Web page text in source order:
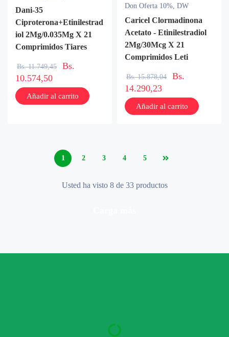
Dani-35
Ciproterona+Etinilestrad
iol 2Mg/0.035Mg X 21
Comprimidos Tiares
Bs.11.749,45
Bs.
10.574,50
Añadir al carrito
Don Oferta 10%, DW
Caricel Clormadinona
Acetato - Etinilestradiol
2Mg/30Mcg X 21
Comprimidos Leti
Bs.15.878,04
Bs.
14.290,23
Añadir al carrito
1 2 3 4 5
Usted ha visto 8 de 33 productos